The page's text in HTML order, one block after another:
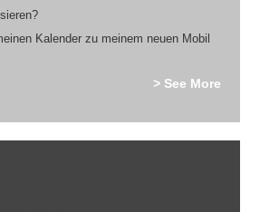
Kalender zu meinem neuen Mobil
> See More